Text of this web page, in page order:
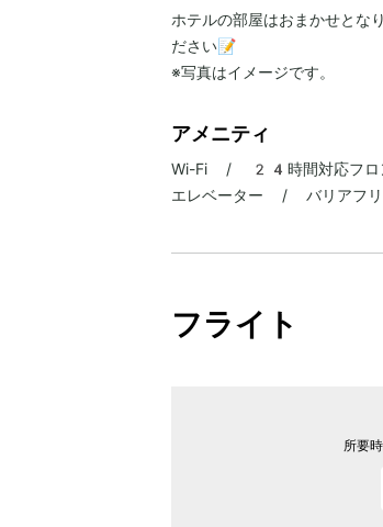
ホテルの部屋はおまかせとな
ださい📝
※写真はイメージです。
アメニティ
Wi-Fi / 24時間対応フ
エレベーター / バリアフ
フライト
所要時